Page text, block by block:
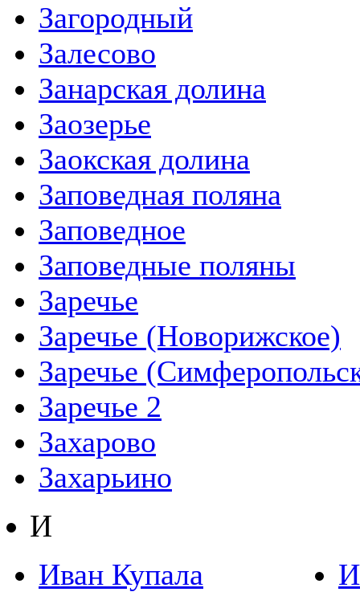
Загородный
Залесово
Занарская долина
Заозерье
Заокская долина
Заповедная поляна
Заповедное
Заповедные поляны
Заречье
Заречье (Новорижское)
Заречье
Заречье 2
Захарово
Захарьино
И
Иван Купала